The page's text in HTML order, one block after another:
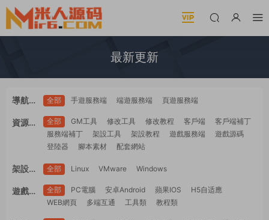
最新更新
導航分
全部 手遊服務端 端遊服務端 頁遊服務端
資源類
全部 GM工具 修改工具 修改教程 客戶端
客戶端補丁
服務端補丁
架設工具 架設教程 遊戲服務端
遊戲源碼
登陸器
腳本素材 配套網站
架設系
全部 Linux VMware Windows
遊戲平
全部 PC電腦 安卓Android 蘋果IOS
H5自适應
WEB網頁
多端互通 工具類 教程類